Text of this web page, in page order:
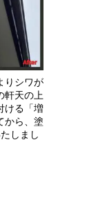
りシワが
軒天の上
ける「増
から、塗
しまし